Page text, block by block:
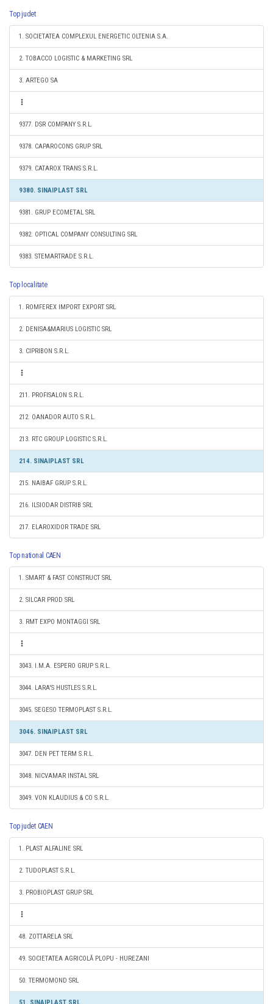
Top judet
1. SOCIETATEA COMPLEXUL ENERGETIC OLTENIA S.A.
2. TOBACCO LOGISTIC & MARKETING SRL
3. ARTEGO SA
9377. DSR COMPANY S.R.L.
9378. CAPAROCONS GRUP SRL
9379. CATAROX TRANS S.R.L.
9380. SINAIPLAST SRL
9381. GRUP ECOMETAL SRL
9382. OPTICAL COMPANY CONSULTING SRL
9383. STEMARTRADE S.R.L.
Top localitate
1. ROMFEREX IMPORT EXPORT SRL
2. DENISA&MARIUS LOGISTIC SRL
3. CIPRIBON S.R.L.
211. PROFISALON S.R.L.
212. OANADOR AUTO S.R.L.
213. RTC GROUP LOGISTIC S.R.L.
214. SINAIPLAST SRL
215. NAIBAF GRUP S.R.L.
216. ILSIODAR DISTRIB SRL
217. ELAROXIDOR TRADE SRL
Top national CAEN
1. SMART & FAST CONSTRUCT SRL
2. SILCAR PROD SRL
3. RMT EXPO MONTAGGI SRL
3043. I.M.A. ESPERO GRUP S.R.L.
3044. LARA'S HUSTLES S.R.L.
3045. SEGESO TERMOPLAST S.R.L.
3046. SINAIPLAST SRL
3047. DEN PET TERM S.R.L.
3048. NICVAMAR INSTAL SRL
3049. VON KLAUDIUS & CO S.R.L.
Top judet CAEN
1. PLAST ALFALINE SRL
2. TUDOPLAST S.R.L.
3. PROBIOPLAST GRUP SRL
48. ZOTTARELA SRL
49. SOCIETATEA AGRICOLĂ PLOPU - HUREZANI
50. TERMOMOND SRL